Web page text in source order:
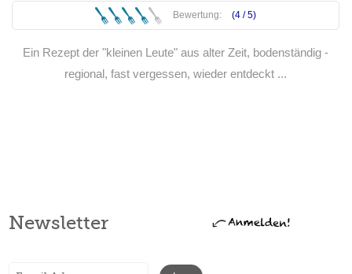
Bewertung: (4 /5)
Ein Rezept der "kleinen Leute" aus alter Zeit, bodenständig -
regional, fast vergessen, wieder entdeckt ...
Newsletter